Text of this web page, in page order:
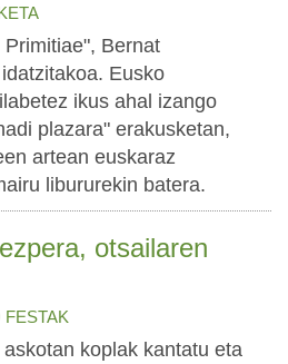
Bernat
Eusko
ikus ahal izango
plazara" erakusketan,
artean euskaraz
libururekin batera.
otsailaren
koplak kantatu eta